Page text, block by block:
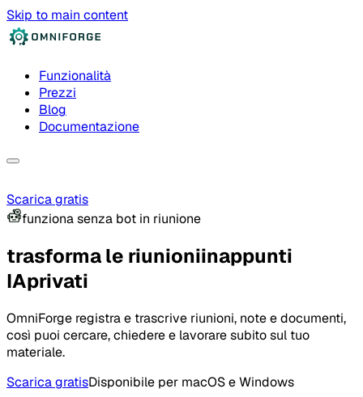
Skip to main content
Funzionalità
Prezzi
Blog
Documentazione
Scarica gratis
funziona senza bot in riunione
trasforma le riunioniinappunti
IAprivati
OmniForge registra e trascrive riunioni, note e documenti,
così puoi cercare, chiedere e lavorare subito sul tuo
materiale.
Scarica gratisDisponibile per macOS e Windows